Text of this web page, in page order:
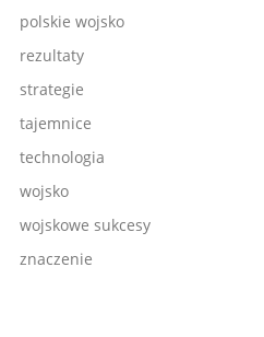
polskie wojsko
rezultaty
strategie
tajemnice
technologia
wojsko
wojskowe sukcesy
znaczenie